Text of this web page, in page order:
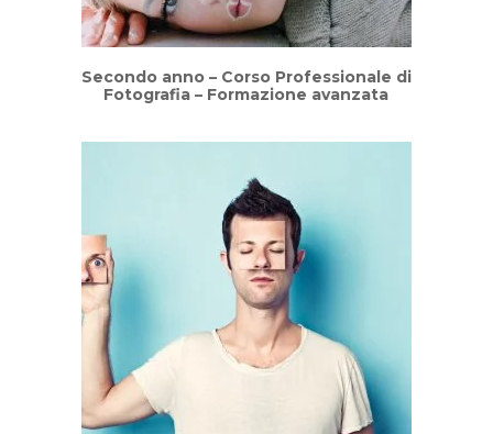
Secondo anno – Corso Professionale di
Fotografia – Formazione avanzata